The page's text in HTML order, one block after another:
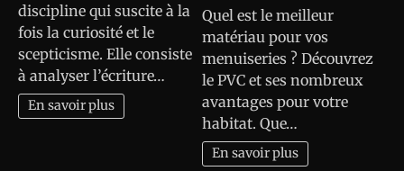
discipline qui suscite à la
fois la curiosité et le
scepticisme. Elle consiste
à analyser l’écriture…
En savoir plus
Quel est le meilleur
matériau pour vos
menuiseries ? Découvrez
le PVC et ses nombreux
avantages pour votre
habitat. Que…
En savoir plus